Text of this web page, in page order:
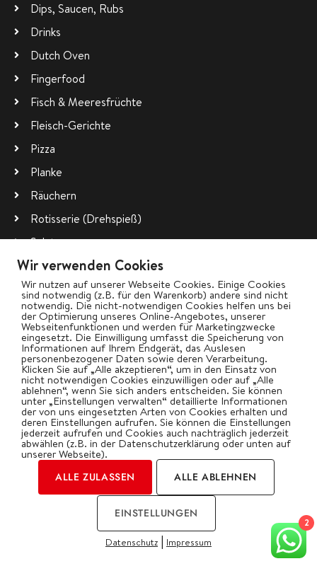
Dips, Saucen, Rubs
Drinks
Dutch Oven
Fingerfood
Fisch & Meeresfrüchte
Fleisch-Gerichte
Pizza
Planke
Räuchern
Rotisserie (Drehspieß)
Salate
Vegetarisch
Wok
bigBBQ goes Social
Kategorien
2026 | by Oliver Gawryluk
Datenschutz 2
Wir verwenden Cookies
Wir nutzen auf unserer Webseite Cookies. Einige Cookies
sind notwendig (z.B. für den Warenkorb) andere sind nicht
notwendig. Die nicht-notwendigen Cookies helfen uns bei
der Optimierung unseres Online-Angebotes, unserer
Webseitenfunktionen und werden für Marketingzwecke
eingesetzt. Die Einwilligung umfasst die Speicherung von
Informationen auf Ihrem Endgerät, das Auslesen
personenbezogener Daten sowie deren Verarbeitung.
Klicken Sie auf „Alle akzeptieren“, um in den Einsatz von
nicht notwendigen Cookies einzuwilligen oder auf „Alle
ablehnen“, wenn Sie sich anders entscheiden. Sie können
unter „Einstellungen verwalten“ detaillierte Informationen
der von uns eingesetzten Arten von Cookies erhalten und
deren Einstellungen aufrufen. Sie können die Einstellungen
jederzeit aufrufen und Cookies auch nachträglich jederzeit
abwählen (z.B. in der Datenschutzerklärung oder unten auf
unserer Webseite).
ALLE ZULASSEN ALLE ABLEHNEN
EINSTELLUNGEN
Datenschutz | Impressum